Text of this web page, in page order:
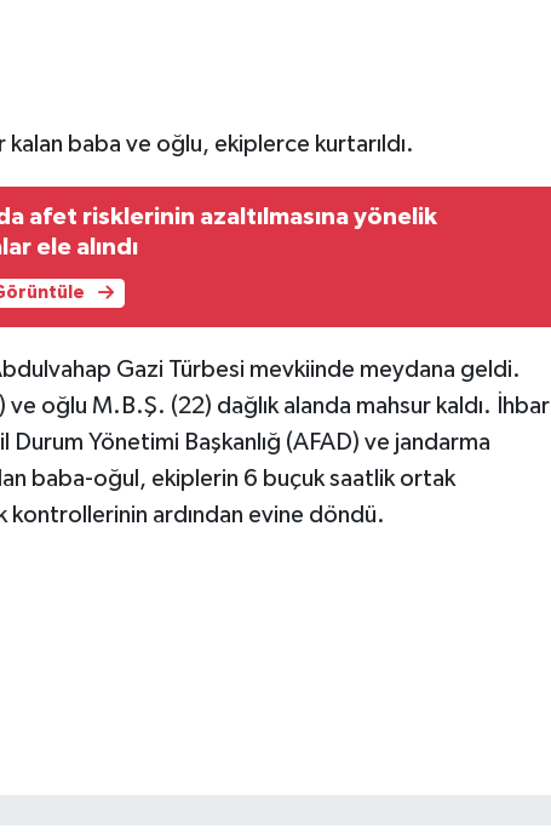
kalan baba ve oğlu, ekiplerce kurtarıldı.
afet risklerinin azaltılmasına yönelik
ele alındı
Gazi Türbesi mevkiinde meydana geldi.
oğlu M.B.Ş. (22) dağlık alanda mahsur kaldı. İhbar
Yönetimi Başkanlığ (AFAD) ve jandarma
baba-oğul, ekiplerin 6 buçuk saatlik ortak
kontrollerinin ardından evine döndü.